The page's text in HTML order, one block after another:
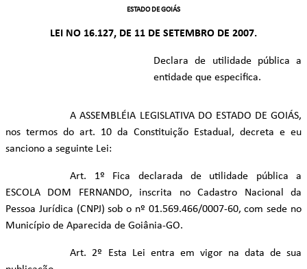
ESTADO DE GOIÁS
LEI NO 16.127, DE 11 DE SETEMBRO DE 2007.
Declara de utilidade pública a
entidade que especifica.
A ASSEMBLÉIA LEGISLATIVA DO ESTADO DE GOIÁS,
nos termos do art. 10 da Constituição Estadual, decreta e eu
sanciono a seguinte Lei:
Art. 1º Fica declarada de utilidade pública a
ESCOLA DOM FERNANDO, inscrita no Cadastro Nacional da
Pessoa Jurídica (CNPJ) sob o nº 01.569.466/0007-60, com sede no
Município de Aparecida de Goiânia-GO.
Art. 2º Esta Lei entra em vigor na data de sua